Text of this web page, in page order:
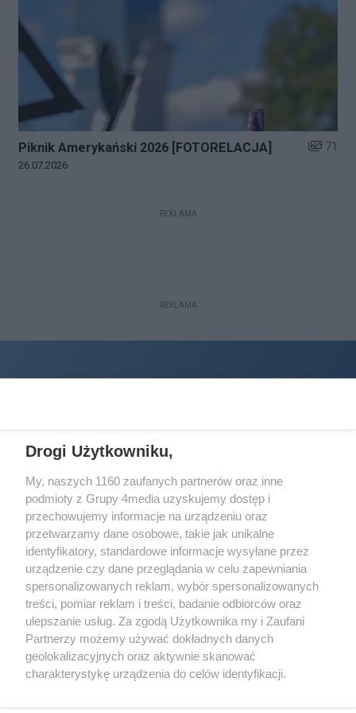
Piknik Amerykański 2026 [FOTORELACJA] Liczba
71
Data dodania galerii:
26.07.2026
REKLAMA
REKLAMA
Wydawcąhalorzeszow.pljest:
STOWARZYSZENIE INICJATYW SPOŁECZNYCH PERSPEKTYWA
Adres do korespondencji:
ul. Piastów 3/2035-077 Rzeszów
kontakt@halorzeszow.pl
Redakcja Reklama Kontakt
Patronat medialny
Regulamin portalu
Polityka prywatności
Drogi Użytkowniku,
My, naszych 1160 zaufanych partnerów oraz inne
podmioty z Grupy 4media uzyskujemy dostęp i
przechowujemy informacje na urządzeniu oraz
przetwarzamy dane osobowe, takie jak unikalne
identyfikatory, standardowe informacje wysyłane przez
urządzenie czy dane przeglądania w celu zapewniania
spersonalizowanych reklam, wybór spersonalizowanych
treści, pomiar reklam i treści, badanie odbiorców oraz
ulepszanie usług. Za zgodą Użytkownika my i Zaufani
Partnerzy możemy używać dokładnych danych
geolokalizacyjnych oraz aktywnie skanować
charakterystykę urządzenia do celów identyfikacji.